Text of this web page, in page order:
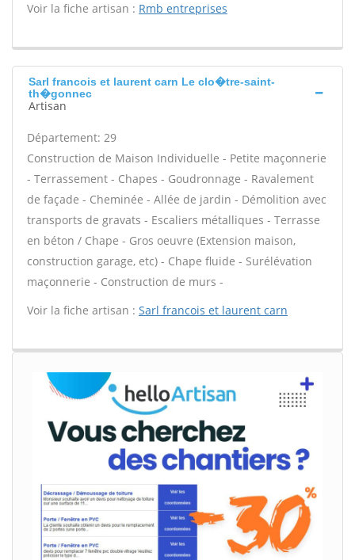
Voir la fiche artisan : Rmb entreprises
Sarl francois et laurent carn Le clo�tre-saint-
th�gonnec
Artisan
Département: 29
Construction de Maison Individuelle - Petite maçonnerie
- Terrassement - Chapes - Goudronnage - Ravalement
de façade - Cheminée - Allée de jardin - Démolition avec
transports de gravats - Escaliers métalliques - Terrasse
en béton / Chape - Gros oeuvre (Extension maison,
construction garage, etc) - Chape fluide - Surélévation
maçonnerie - Construction de murs -
Voir la fiche artisan : Sarl francois et laurent carn